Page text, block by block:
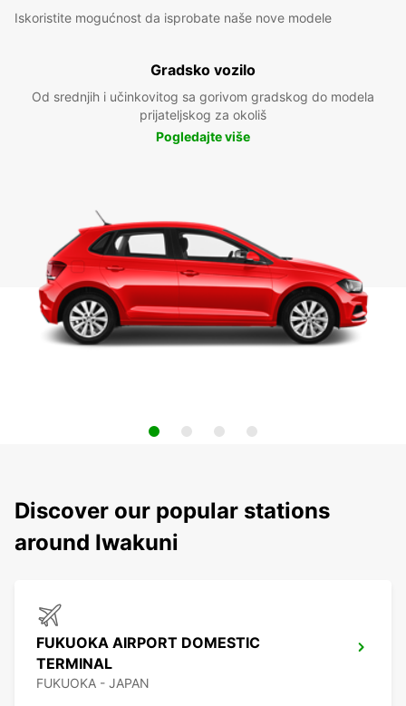
Iskoristite mogućnost da isprobate naše nove modele
Gradsko vozilo
Od srednjih i učinkovitog sa gorivom gradskog do modela
prijateljskog za okoliš
Pogledajte više
Discover our popular stations
around Iwakuni
FUKUOKA AIRPORT DOMESTIC
TERMINAL
FUKUOKA - JAPAN